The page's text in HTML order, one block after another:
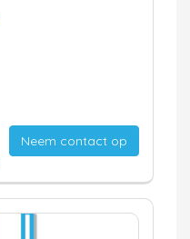
Neem contact op